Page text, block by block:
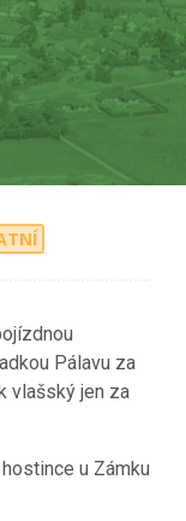
Pálavu za
vlašský jen za
u Zámku